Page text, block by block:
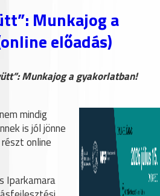
Munkajog a
előadás)
Munkajog a gyakorlatban!
mindig
is jól jönne
online
Iparkamara